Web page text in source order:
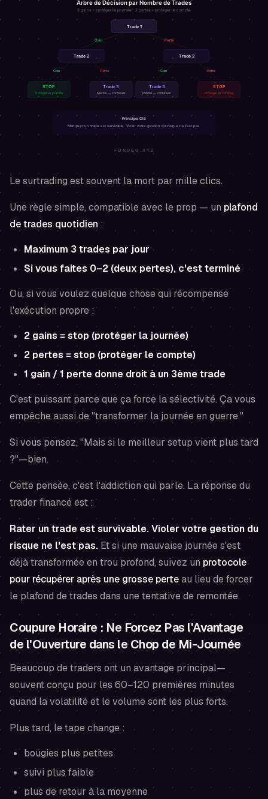
Le surtrading est souvent la mort par mille clics.
Une règle simple, compatible avec le prop — un plafond
de trades quotidien :
Maximum 3 trades par jour
Si vous faites 0–2 (deux pertes), c'est terminé
Ou, si vous voulez quelque chose qui récompense
l'exécution propre :
2 gains = stop (protéger la journée)
2 pertes = stop (protéger le compte)
1 gain / 1 perte donne droit à un 3ème trade
C'est puissant parce que ça force la sélectivité. Ça vous
empêche aussi de "transformer la journée en guerre."
Si vous pensez,"Mais si le meilleur setup vient plus tard
?"—bien.
Cette pensée, c'est l'addiction qui parle. La réponse du
trader financé est :
Rater un trade est survivable. Violer votre gestion du
risque ne l'est pas. Et si une mauvaise journée s'est
déjà transformée en trou profond, suivez un protocole
pour récupérer après une grosse perteau lieu de forcer
le plafond de trades dans une tentative de remontée.
Coupure Horaire : Ne Forcez Pas l'Avantage
de l'Ouverture dans le Chop de Mi-Journée
Beaucoup de traders ont un avantage principal—
souvent conçu pour les 60–120 premières minutes
quand la volatilité et le volume sont les plus forts.
Plus tard, le tape change :
bougies plus petites
suivi plus faible
plus de retour à la moyenne